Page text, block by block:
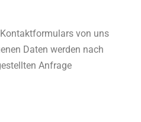
von uns
Daten werden nach
Anfrage